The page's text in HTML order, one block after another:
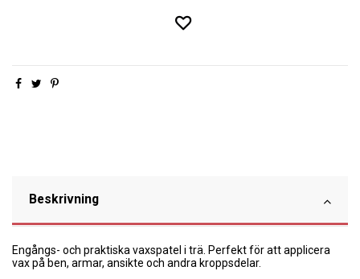
Beskrivning
Engångs- och praktiska vaxspatel i trä. Perfekt för att applicera
vax på ben, armar, ansikte och andra kroppsdelar.